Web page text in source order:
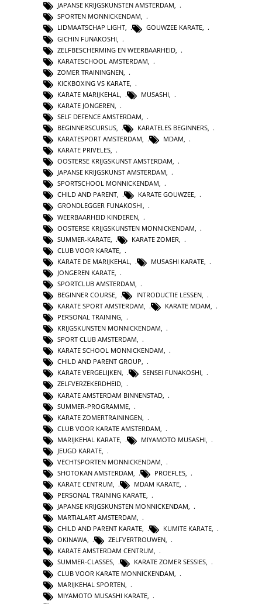
JAPANSE KRIJGSKUNSTEN AMSTERDAM,
SPORTEN MONNICKENDAM,
LIDMAATSCHAP LIGHT, GOUWZEE KARATE,
GICHIN FUNAKOSHI
ZELFBESCHERMING EN WEERBAARHEID
KARATESCHOOL AMSTERDAM
ZOMER TRAININGNEN
KICKBOXING VS KARATE
KARATE MARIJKEHAL
MUSASHI
KARATE JONGEREN
SELF DEFENCE AMSTERDAM
BEGINNERSCURSUS, KARATELES BEGINNERS,
KARATESPORT AMSTERDAM, MDAM,
KARATE PRIVELES,
OOSTERSE KRIJGSKUNST AMSTERDAM,
JAPANSE KRIJGSKUNST AMSTERDAM,
SPORTSCHOOL MONNICKENDAM,
CHILD AND PARENT, KARATE GOUWZEE,
GRONDLEGGER FUNAKOSHI,
WEERBAARHEID KINDEREN
OOSTERSE KRIJGSKUNSTEN MONNICKENDAM
SUMMER-KARATE
KARATE ZOMER
CLUB VOOR KARATE
KARATE DE MARIJKEHAL
MUSASHI KARATE
JONGEREN KARATE
SPORTCLUB AMSTERDAM
BEGINNER COURSE
INTRODUCTIE LESSEN
KARATE SPORT AMSTERDAM, KARATE MDAM,
PERSONAL TRAINING,
KRIJGSKUNSTEN MONNICKENDAM,
SPORT CLUB AMSTERDAM,
KARATE SCHOOL MONNICKENDAM,
CHILD AND PARENT GROUP,
KARATE VERGELIJKEN, SENSEI FUNAKOSHI,
ZELFVERZEKERDHEID,
KARATE AMSTERDAM BINNENSTAD
SUMMER-PROGRAMME
KARATE ZOMERTRAININGEN
CLUB VOOR KARATE AMSTERDAM
MARIJKEHAL KARATE
MIYAMOTO MUSASHI
JEUGD KARATE
VECHTSPORTEN MONNICKENDAM
SHOTOKAN AMSTERDAM
PROEFLES
KARATE CENTRUM, MDAM KARATE,
PERSONAL TRAINING KARATE,
JAPANSE KRIJGSKUNSTEN MONNICKENDAM,
MARTIALART AMSTERDAM,
CHILD AND PARENT KARATE, KUMITE KARATE,
OKINAWA, ZELFVERTROUWEN,
KARATE AMSTERDAM CENTRUM,
SUMMER-CLASSES, KARATE ZOMER SESSIES,
CLUB VOOR KARATE MONNICKENDAM
MARIJKEHAL SPORTEN
MIYAMOTO MUSASHI KARATE